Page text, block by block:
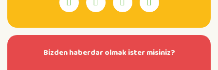
Bizden haberdar olmak ister misiniz?